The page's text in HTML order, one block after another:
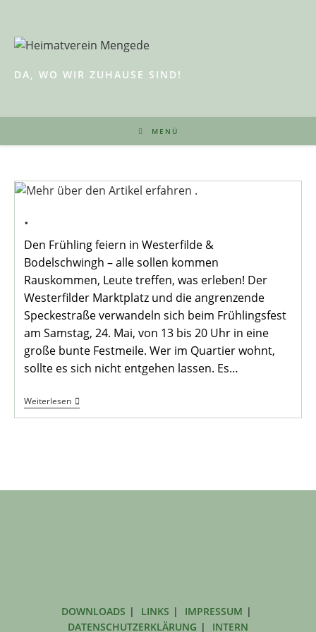
springen
DA, WO WIR ZUHAUSE SIND!
MENÜ
.
Den Frühling feiern in Westerfilde &
Bodelschwingh – alle sollen kommen
Rauskommen, Leute treffen, was erleben! Der
Westerfilder Marktplatz und die angrenzende
Speckestraße verwandeln sich beim Frühlingsfest
am Samstag, 24. Mai, von 13 bis 20 Uhr in eine
große bunte Festmeile. Wer im Quartier wohnt,
sollte es sich nicht entgehen lassen. Es…
Weiterlesen.
DOWNLOADS LINKS
IMPRESSUM
DATENSCHUTZERKLÄRUNG
INTERN